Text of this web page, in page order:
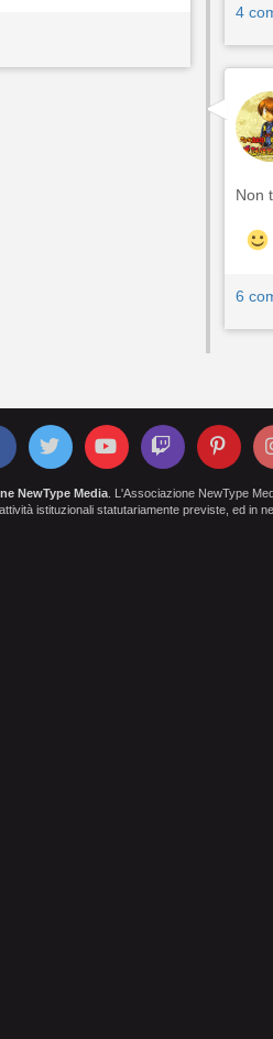
4
Non
6
NewType Media. L'Associazione NewType
istituzionali statutariamente previste, ed in